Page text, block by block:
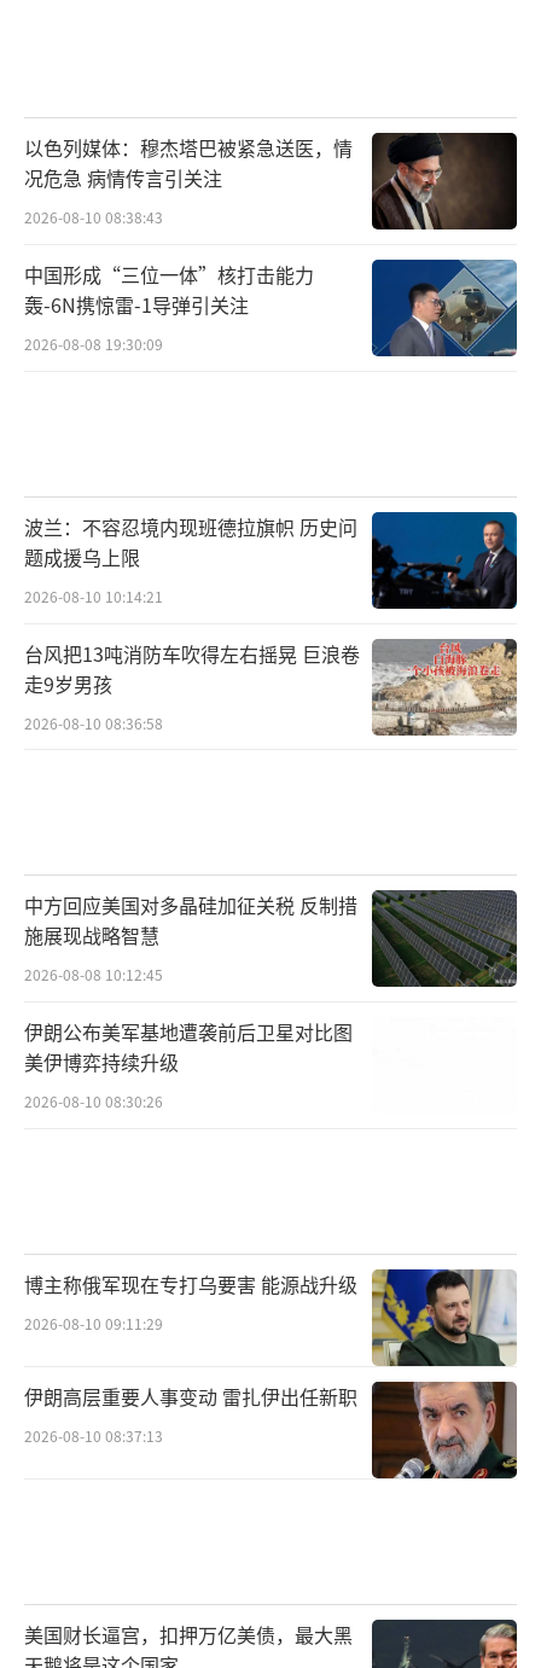
以色列媒体：穆杰塔巴被紧急送医，情
况危急 病情传言引关注
2026-08-10 08:38:43
中国形成“三位一体”核打击能力
轰-6N携惊雷-1导弹引关注
2026-08-08 19:30:09
波兰：不容忍境内现班德拉旗帜 历史问
题成援乌上限
2026-08-10 10:14:21
台风把13吨消防车吹得左右摇晃 巨浪卷
走9岁男孩
2026-08-10 08:36:58
中方回应美国对多晶硅加征关税 反制措
施展现战略智慧
2026-08-08 10:12:45
伊朗公布美军基地遭袭前后卫星对比图
美伊博弈持续升级
2026-08-10 08:30:26
博主称俄军现在专打乌要害 能源战升级
2026-08-10 09:11:29
伊朗高层重要人事变动 雷扎伊出任新职
2026-08-10 08:37:13
美国财长逼宫，扣押万亿美债，最大黑